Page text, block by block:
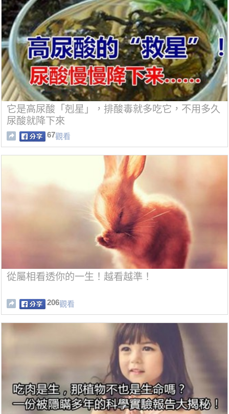
它是高尿酸「剋星」，排酸毒就多吃它，不用多久
尿酸就降下來
67觀看
從屬相看透你的一生！越看越準！
206觀看